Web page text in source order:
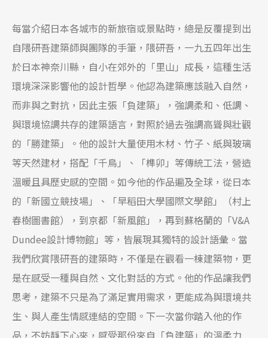
每當介紹日本各城市的新旅宿或景點時，總是反覆提到出
自隈研吾建築師與團隊的手筆，隈研吾，一九五四年出生
於日本神奈川縣，自小在郊外的「里山」成長，這種生活
環境深深影響他的設計哲學。他認為建築應該融入自然，
而非與之對抗，因此主張「負建築」，強調柔和、低調、
與環境協調共存的建築語言，對照於過去強調高聳與壯觀
的「勝建築」。他的設計大量使用木材、竹子、紙與玻璃
等天然建材，搭配「千鳥」、「榫卯」等傳統工法，營造
溫暖且具歷史感的空間。如今他的作品遍及全球，從日本
的「新國立競技場」、「早稻田大學國際文學館」（村上
春樹圖書館），到京都「新風館」，再到蘇格蘭的「V&A
Dundee設計博物館」等，皆展現其獨特的設計語彙。當
我們欣賞隈研吾的建築時，不僅是在觀看一棟建築物，更
是在感受一種與自然、文化對話的方式。他的作品讓我們
思考，建築不只是為了滿足實用需求，更能成為與環境共
生、與人產生情感連結的空間。下一次當你踏入他的作